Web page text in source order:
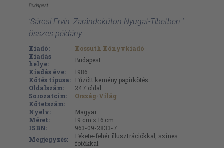
Budapest
'Sárosi Ervin: Zarándokúton Nyugat-Tibetben '
összes példány
Kiadó:
Kossuth Könyvkiadó
Kiadás
helye:
Budapest
Kiadás éve:
1986
Kötés típusa: Fűzött kemény papírkötés
Oldalszám:
247 oldal
Sorozatcím:
Ország-Világ
Kötetszám:
Nyelv:
Magyar
Méret:
19 cm x 16 cm
ISBN:
963-09-2833-7
Megjegyzés:
Fekete-fehér illusztrációkkal, színes
fotókkal.